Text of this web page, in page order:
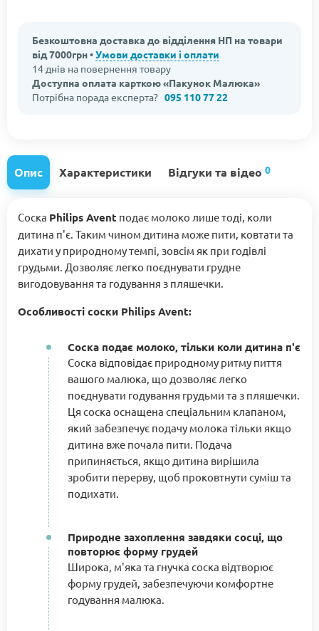
Безкоштовна доставка до відділення НП на товари
від 7000грн •Умови доставки і оплати
14 днів на повернення товару
Доступна оплата карткою «Пакунок Малюка»
Потрібна порада експерта? 095 110 77 22
Опис Характеристики Відгуки та відео 0
Соска Philips Avent подає молоко лише тоді, коли
дитина п'є. Таким чином дитина може пити, ковтати та
дихати у природному темпі, зовсім як при годівлі
грудьми. Дозволяє легко поєднувати грудне
вигодовування та годування з пляшечки.
Особливості соски Philips Avent:
Соска подає молоко, тільки коли дитина п'є
Соска відповідає природному ритму пиття
вашого малюка, що дозволяє легко
поєднувати годування грудьми та з пляшечки.
Ця соска оснащена спеціальним клапаном,
який забезпечує подачу молока тільки якщо
дитина вже почала пити. Подача
припиняється, якщо дитина вирішила
зробити перерву, щоб проковтнути суміш та
подихати.
Природне захоплення завдяки сосці, що
повторює форму грудей
Широка, м'яка та гнучка соска відтворює
форму грудей, забезпечуючи комфортне
годування малюка.